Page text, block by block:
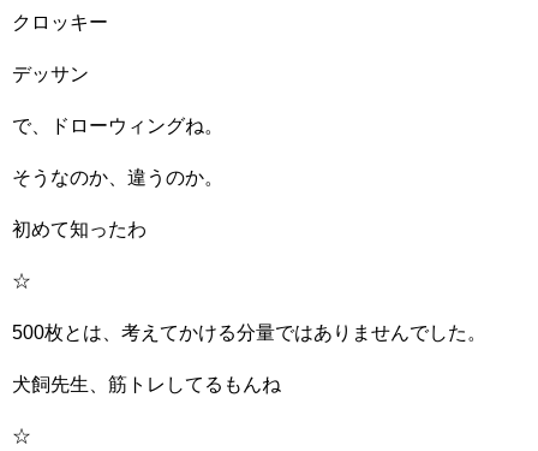
クロッキー
デッサン
で、ドローウィングね。
そうなのか、違うのか。
初めて知ったわ
☆
500枚とは、考えてかける分量ではありませんでした。
犬飼先生、筋トレしてるもんね
☆